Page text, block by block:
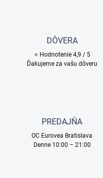
DÔVERA
⭐ Hodnotenie 4,9 / 5
Ďakujeme za vašu dôveru
PREDAJŇA
OC Eurovea Bratislava
Denne 10:00 – 21:00